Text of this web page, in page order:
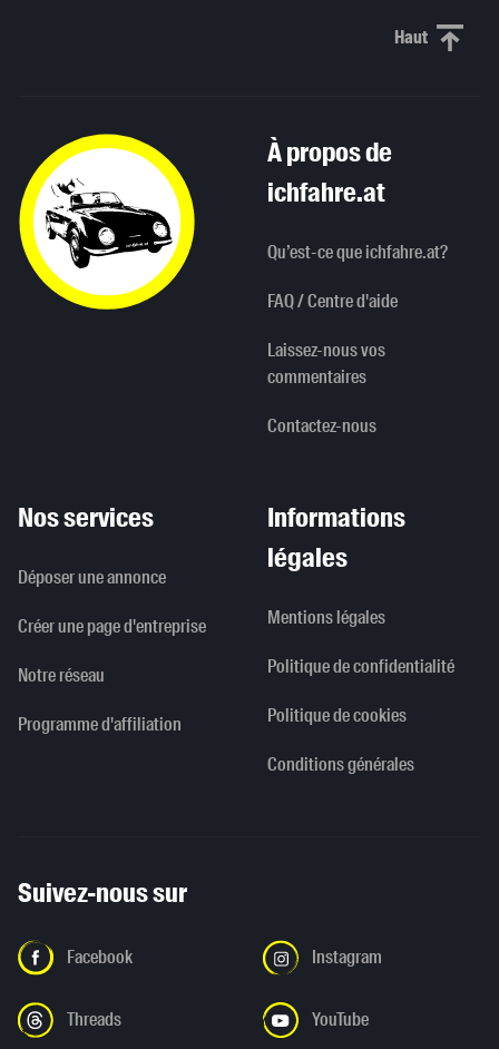
HautHaut de
À propos de
ichfahre.at
Qu’est-ce que ichfahre.at?
FAQ / Centre d'aide
Laissez-nous vos
commentaires
Contactez-nous
Nos services
Déposer une annonce
Créer une page d'entreprise
Notre réseau
Programme d'affiliation
Informations
légales
Mentions légales
Politique de confidentialité
Politique de cookies
Conditions générales
Suivez-nous sur
Facebook Instagram
Threads YouTube